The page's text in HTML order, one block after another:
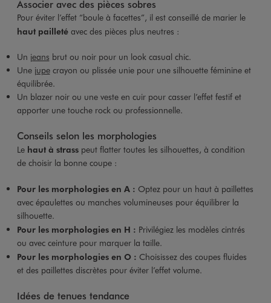
Associer avec des pièces sobres
Pour éviter l’effet “boule à facettes”, il est conseillé de marier le
haut pailletéavec des pièces plus neutres :
Un jeans brut ou noir pour un look casual chic.
Une jupecrayon ou plissée unie pour une silhouette féminine et
équilibrée.
Un blazer noir ou une veste en cuir pour casser l’effet festif et
apporter une touche rock ou professionnelle.
Conseils selon les morphologies
Le haut à strasspeut flatter toutes les silhouettes, à condition
de choisir la bonne coupe :
Pour les morphologies en A : Optez pour un haut à paillettes
avec épaulettes ou manches volumineuses pour équilibrer la
silhouette.
Pour les morphologies en H : Privilégiez les modèles cintrés
ou avec ceinture pour marquer la taille.
Pour les morphologies en O : Choisissez des coupes fluides
et des paillettes discrètes pour éviter l’effet volume.
Idées de tenues tendance